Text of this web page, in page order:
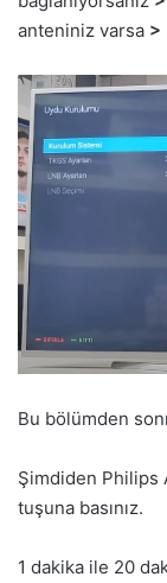
anteniniz varsa >
Bu bölümden
Şimdiden Philips
tuşuna basınız.
1 dakika ile 20